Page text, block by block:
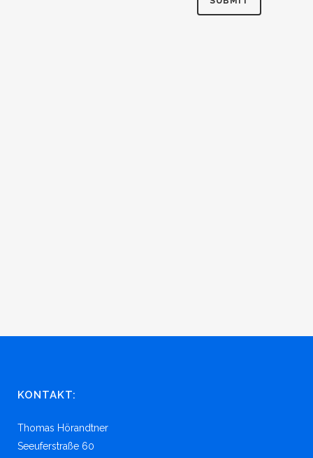
KONTAKT:
Thomas Hörandtner
Seeuferstraße 60